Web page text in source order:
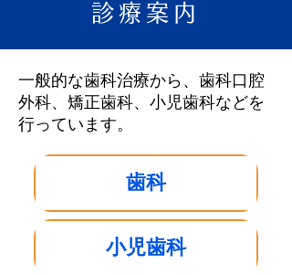
診療案内
一般的な歯科治療から、歯科口腔
外科、矯正歯科、小児歯科などを
行っています。
歯科
小児歯科